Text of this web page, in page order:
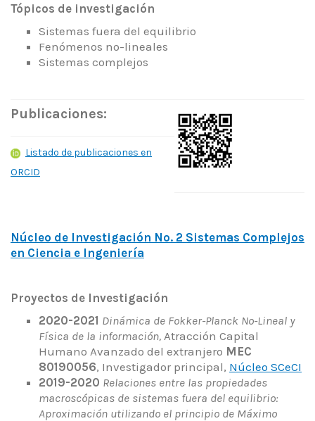
Tópicos de investigación
Sistemas fuera del equilibrio
Fenómenos no-lineales
Sistemas complejos
Publicaciones:
Listado de publicaciones en
ORCID
Núcleo de Investigación No. 2 Sistemas Complejos
en Ciencia e Ingeniería
Proyectos de Investigación
2020-2021 Dinámica de Fokker-Planck No-Lineal y
Física de la información, Atracción Capital
Humano Avanzado del extranjero MEC
80190056, Investigador principal, Núcleo SCeCI
2019-2020 Relaciones entre las propiedades
macroscópicas de sistemas fuera del equilibrio:
Aproximación utilizando el principio de Máximo